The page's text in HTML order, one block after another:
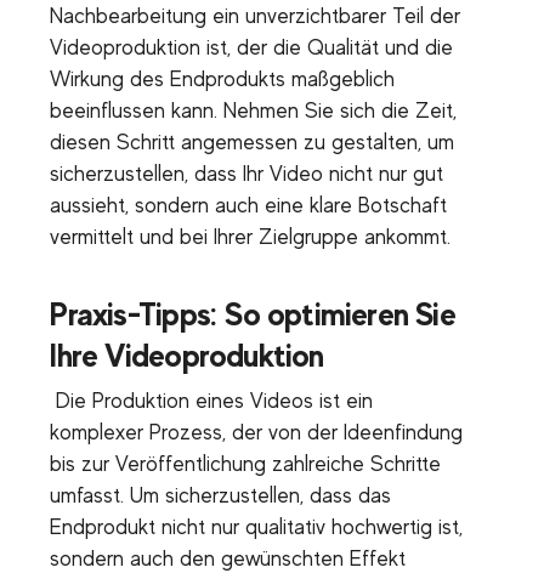
Nachbearbeitung ein unverzichtbarer Teil der
Videoproduktion ist, der die Qualität und die
Wirkung des Endprodukts maßgeblich
beeinflussen kann. Nehmen Sie sich die Zeit,
diesen Schritt angemessen zu gestalten, um
sicherzustellen, dass Ihr Video nicht nur gut
aussieht, sondern auch eine klare Botschaft
vermittelt und bei Ihrer Zielgruppe ankommt.
Praxis-Tipps: So optimieren Sie
Ihre Videoproduktion
Die Produktion eines Videos ist ein
komplexer Prozess, der von der Ideenfindung
bis zur Veröffentlichung zahlreiche Schritte
umfasst. Um sicherzustellen, dass das
Endprodukt nicht nur qualitativ hochwertig ist,
sondern auch den gewünschten Effekt